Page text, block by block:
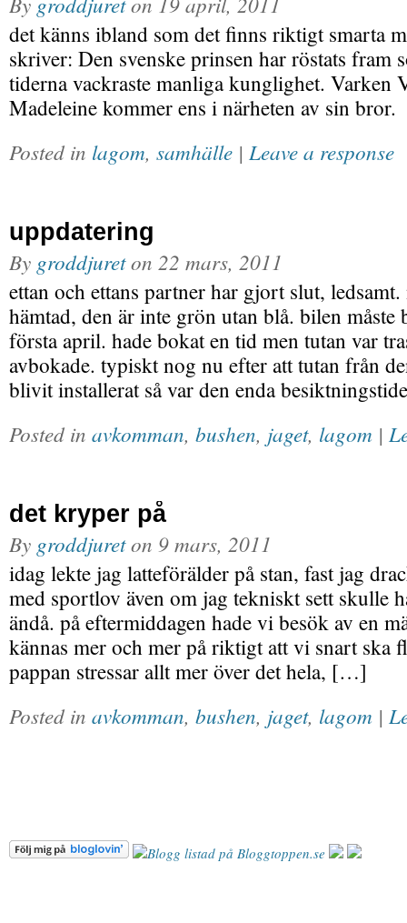
det känns ibland som det finns riktigt smarta
skriver: Den svenske prinsen har röstats fram
tiderna vackraste manliga kunglighet. Varken
Madeleine kommer ens i närheten av sin bror.
Posted in lagom, samhälle | Leave a response
uppdatering
By groddjureton 22 mars, 2011
ettan och ettans partner har gjort slut,
hämtad, den är inte grön utan blå. bilen måste
första april. hade bokat en tid men tutan var
avbokade. typiskt nog nu efter att tutan från
blivit installerat så var den enda
Posted in avkomman, bushen, jaget, lagom |
det kryper på
By groddjureton 9 mars, 2011
idag lekte jag latteförälder på stan, fast jag
med sportlov även om jag tekniskt sett skulle
ändå. på eftermiddagen hade vi besök av en
kännas mer och mer på riktigt att vi snart ska
pappan stressar allt mer över det hela, […]
Posted in avkomman, bushen, jaget, lagom |